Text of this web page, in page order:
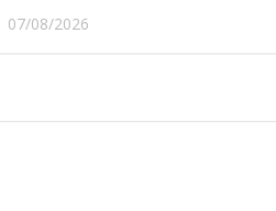
07/08/2026